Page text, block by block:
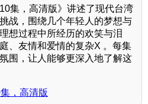
集，高清版》讲述了现代台湾
战，围绕几个年轻人的梦想与
想过程中所经历的欢笑与泪
、友情和爱情的复杂X 。每集
围，让人能够更深入地了解这
，高清版